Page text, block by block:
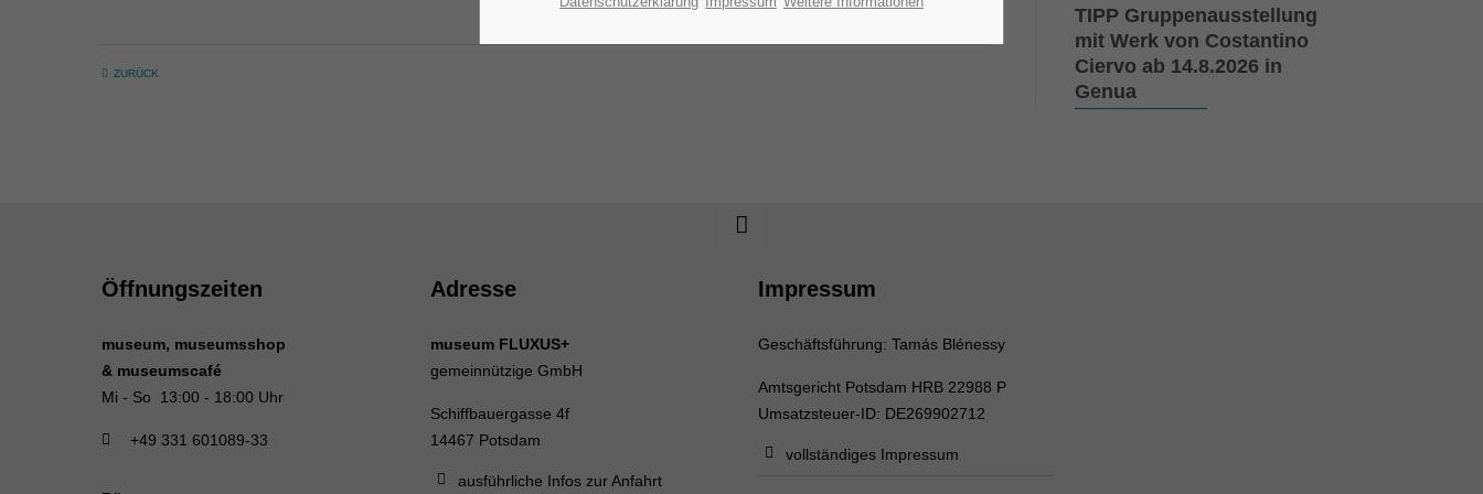
ZURÜCK
TIPP Gruppenausstellung
mit Werk von Costantino
Ciervo ab 14.8.2026 in
Genua
Öffnungszeiten
museum, museumsshop
& museumscafé
Mi - So 13:00 - 18:00 Uhr
+49 331 601089-33
Adresse
museum FLUXUS+
gemeinnützige GmbH
Schiffbauergasse 4f
14467 Potsdam
ausführliche Infos zur Anfahrt
Impressum
Geschäftsführung: Tamás Blénessy
Amtsgericht Potsdam HRB 22988 P
Umsatzsteuer-ID: DE269902712
vollständiges Impressum